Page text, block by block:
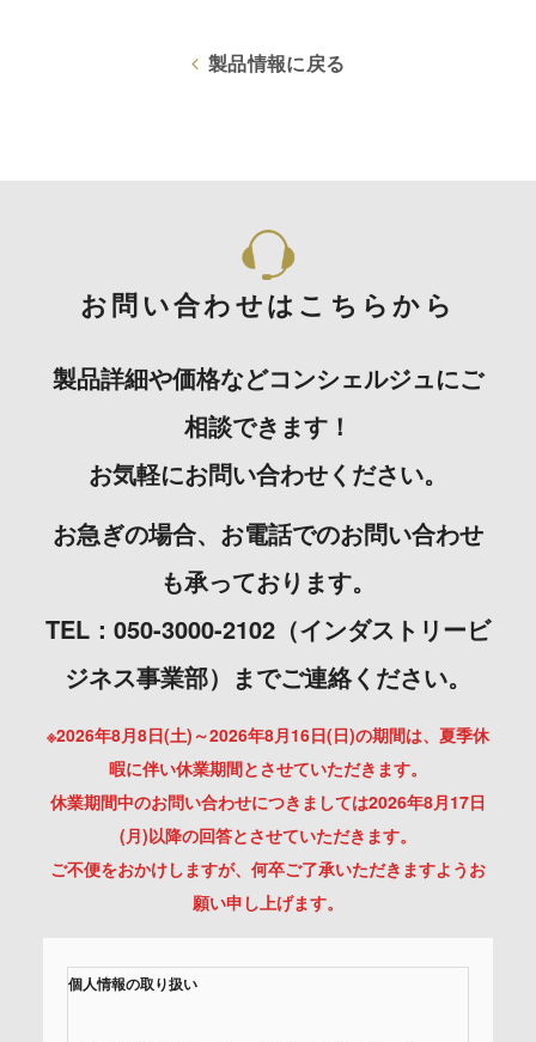
製品情報に戻る
お問い合わせはこちらから
製品詳細や価格などコンシェルジュにご
相談できます！
お気軽にお問い合わせください。
お急ぎの場合、お電話でのお問い合わせ
も承っております。
TEL：050-3000-2102（インダストリービ
ジネス事業部）までご連絡ください。
※2026年8月8日(土)～2026年8月16日(日)の期間は、夏季休
暇に伴い休業期間とさせていただきます。
休業期間中のお問い合わせにつきましては2026年8月17日
(月)以降の回答とさせていただきます。
ご不便をおかけしますが、何卒ご了承いただきますようお
願い申し上げます。
個人情報の取り扱い